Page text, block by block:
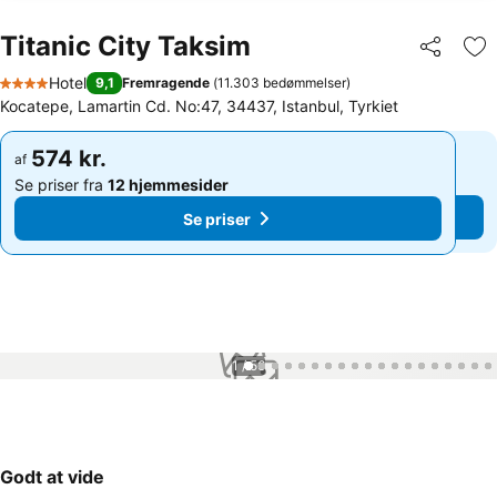
Titanic City Taksim Del
4 Stjerner
Hotel 9,1 Fremragende (11.303 bedømmelser)
Kocatepe, Lamartin Cd. No:47, 34437, Istanbul, Tyrkiet
af 574 kr.
Se priser fra 12 hjemmesider
Se priser
af 574 kr.
Se priser fra 12 hjemmesider
Se priser
1 / 56
Godt at vide